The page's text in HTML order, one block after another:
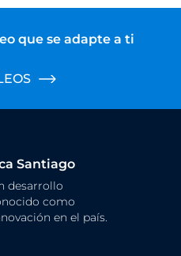
que se adapte a ti
Santiago
desarrollo
como
en el país.